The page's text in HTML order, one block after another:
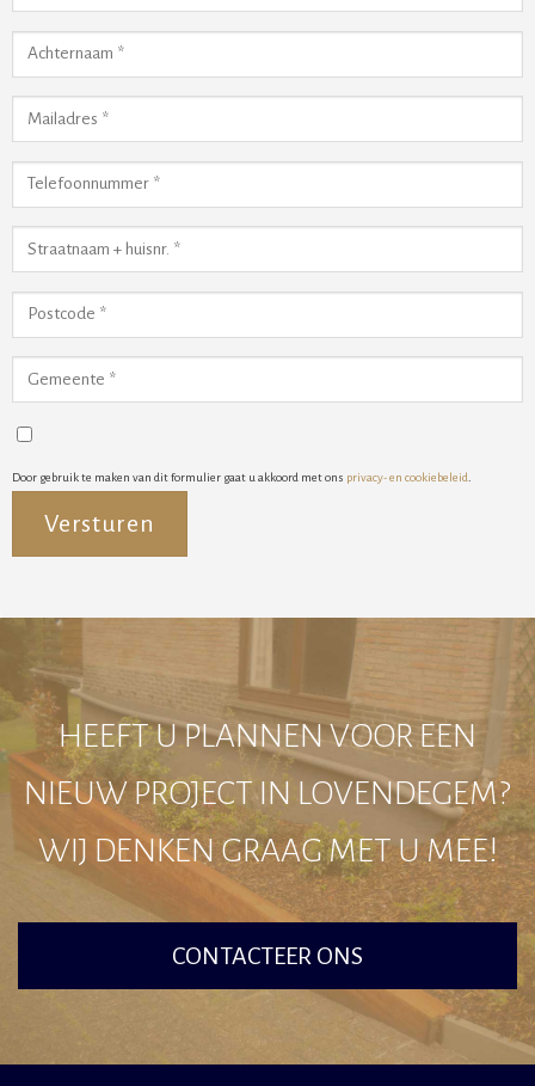
Door gebruik te maken van dit formulier gaat u akkoord met ons privacy- en cookiebeleid
HEEFT U PLANNEN VOOR EEN
NIEUW PROJECT IN LOVENDEGEM?
WIJ DENKEN GRAAG MET U MEE!
CONTACTEER ONS